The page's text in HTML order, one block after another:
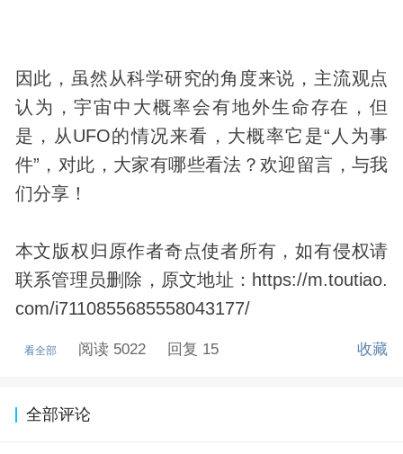
因此，虽然从科学研究的角度来说，主流观点
认为，宇宙中大概率会有地外生命存在，但
是，从UFO的情况来看，大概率它是“人为事
件”，对此，大家有哪些看法？欢迎留言，与我
们分享！
本文版权归原作者奇点使者所有，如有侵权请
联系管理员删除，原文地址：https://m.toutiao.
com/i7110855685558043177/
看全部 阅读 5022 回复 15 收藏
全部评论